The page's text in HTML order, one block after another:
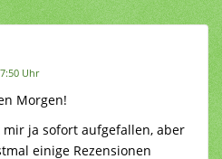
Uhr
Morgen!
mir ja sofort aufgefallen, aber
einige Rezensionen